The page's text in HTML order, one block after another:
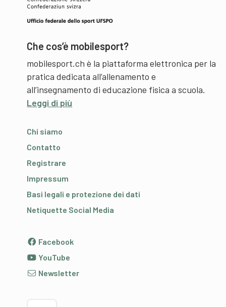
Che cos’è mobilesport?
mobilesport.ch è la piattaforma elettronica per la
pratica dedicata all’allenamento e
all’insegnamento di educazione fisica a scuola.
Leggi di più
Chi siamo
Contatto
Registrare
Impressum
Basi legali e protezione dei dati
Netiquette Social Media
Facebook
YouTube
Newsletter